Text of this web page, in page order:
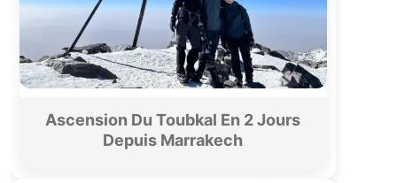
Ascension Du Toubkal En 2 Jours
Depuis Marrakech